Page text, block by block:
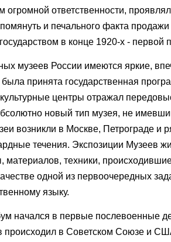
ответственности,
и печального факта
в конце 1920-х - первой
музеев России имеются яркие,
принята государственная
центры отражал
новый тип музея, не
возникли в Москве, Петрограде и
течения. Экспозиции Музеев
техники,
одной из первоочередных
языку.
начался в первые послевоенные
происходил в Советском Союзе и